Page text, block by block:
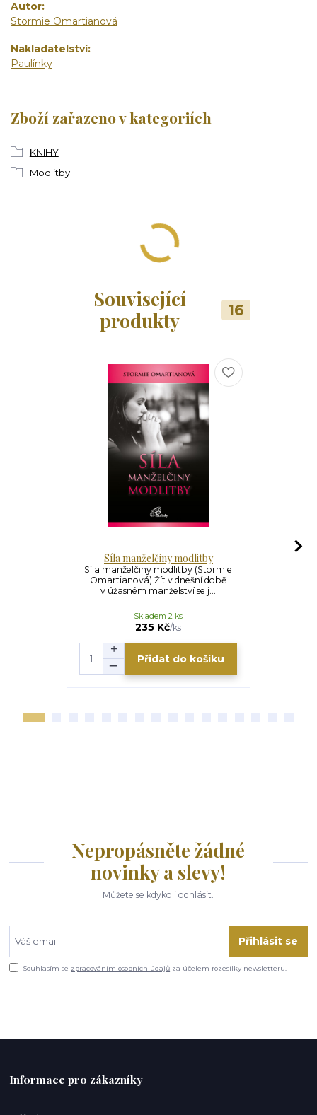
Autor
Stormie Omartianová
Nakladatelství
Paulínky
Zboží zařazeno v kategoriích
KNIHY
Modlitby
Související
produkty
16
Síla manželčiny modlitby
Síla manželčiny modlitby (Stormie
Omartianová) Žít v dnešní době
v úžasném manželství se j...
235 Kč/ks
Skladem 2 ks
Přidat do košíku
Nepropásněte žádné
novinky a slevy!
Můžete se kdykoli odhlásit.
Přihlásit se
Souhlasím se zpracováním osobních údajů za účelem rozesílky newsletteru.
Informace pro zákazníky